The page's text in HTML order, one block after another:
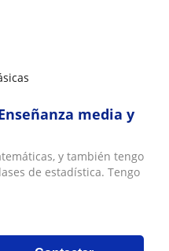
media y
y también tengo
de estadística. Tengo